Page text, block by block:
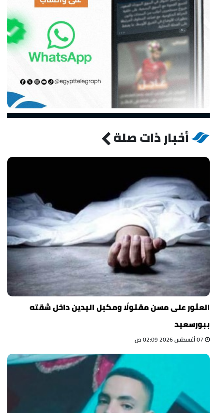
أخبار ذات صلة
العثور على مسن مقتولًا ومكبل اليدين داخل شقته
ببورسعيد